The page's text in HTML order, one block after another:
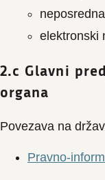
elektronski
2.c Glavni
organa
Povezava na
Pravno-